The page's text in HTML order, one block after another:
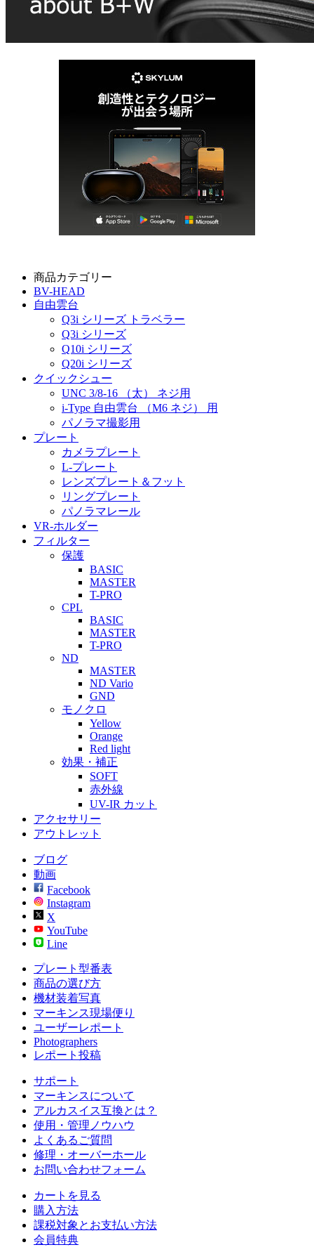
商品カテゴリー
BV-HEAD
自由雲台
Q3i シリーズ トラベラー
Q3i シリーズ
Q10i シリーズ
Q20i シリーズ
クイックシュー
UNC 3/8-16 （太） ネジ用
i-Type 自由雲台 （M6 ネジ） 用
パノラマ撮影用
プレート
カメラプレート
L-プレート
レンズプレート＆フット
リングプレート
パノラマレール
VR-ホルダー
フィルター
保護
BASIC
MASTER
T-PRO
CPL
BASIC
MASTER
T-PRO
ND
MASTER
ND Vario
GND
モノクロ
Yellow
Orange
Red light
効果・補正
SOFT
赤外線
UV-IR カット
アクセサリー
アウトレット
ブログ
動画
Facebook
Instagram
X
YouTube
Line
プレート型番表
商品の選び方
機材装着写真
マーキンス現場便り
ユーザーレポート
Photographers
レポート投稿
サポート
マーキンスについて
アルカスイス互換とは？
使用・管理ノウハウ
よくあるご質問
修理・オーバーホール
お問い合わせフォーム
カートを見る
購入方法
課税対象とお支払い方法
会員特典